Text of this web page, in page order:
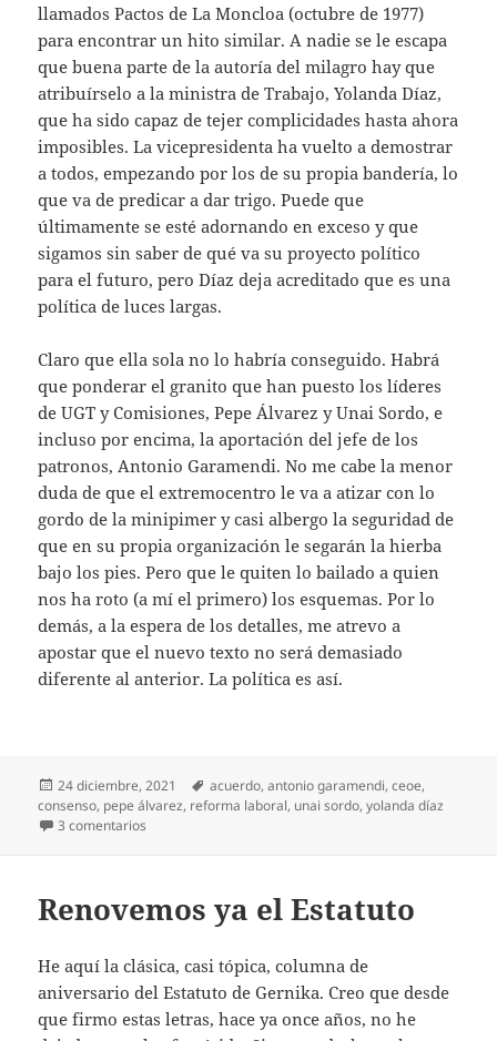
llamados Pactos de La Moncloa (octubre de 1977)
para encontrar un hito similar. A nadie se le escapa
que buena parte de la autoría del milagro hay que
atribuírselo a la ministra de Trabajo, Yolanda Díaz,
que ha sido capaz de tejer complicidades hasta ahora
imposibles. La vicepresidenta ha vuelto a demostrar
a todos, empezando por los de su propia bandería, lo
que va de predicar a dar trigo. Puede que
últimamente se esté adornando en exceso y que
sigamos sin saber de qué va su proyecto político
para el futuro, pero Díaz deja acreditado que es una
política de luces largas.
Claro que ella sola no lo habría conseguido. Habrá
que ponderar el granito que han puesto los líderes
de UGT y Comisiones, Pepe Álvarez y Unai Sordo, e
incluso por encima, la aportación del jefe de los
patronos, Antonio Garamendi. No me cabe la menor
duda de que el extremocentro le va a atizar con lo
gordo de la minipimer y casi albergo la seguridad de
que en su propia organización le segarán la hierba
bajo los pies. Pero que le quiten lo bailado a quien
nos ha roto (a mí el primero) los esquemas. Por lo
demás, a la espera de los detalles, me atrevo a
apostar que el nuevo texto no será demasiado
diferente al anterior. La política es así.
Publicado
el
24 diciembre, 2021 Etiquetas
acuerdo,antonio garamendi,ceoe,
consenso, pepe álvarez, reforma laboral, unai sordo,yolanda díaz
3 comentarios
Renovemos ya el Estatuto
He aquí la clásica, casi tópica, columna de
aniversario del Estatuto de Gernika. Creo que desde
que firmo estas letras, hace ya once años, no he